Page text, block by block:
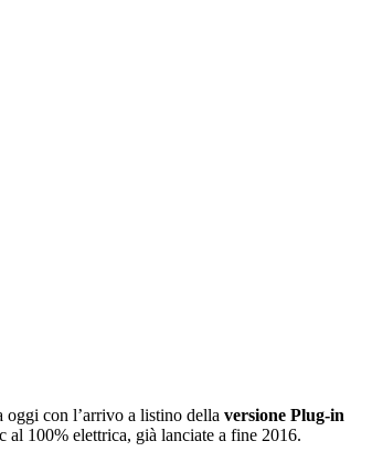
oggi con lʼarrivo a listino della versione Plug-in
al 100% elettrica, già lanciate a fine 2016.